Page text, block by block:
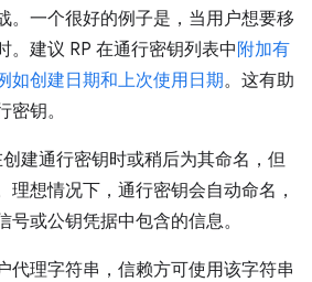
。一个很好的例子是，当用户想要移
。建议 RP 在通行密钥列表中 附加有
如创建日期和上次使用日期。这有助
钥。
建通行密钥时或稍后为其命名，但
理想情况下，通行密钥会自动命名，
号或公钥凭据中包含的信息。
代理字符串，信赖方可使用该字符串